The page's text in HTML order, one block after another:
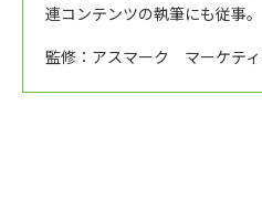
連コンテンツの執筆にも従事。
監修：アスマーク マーケテ